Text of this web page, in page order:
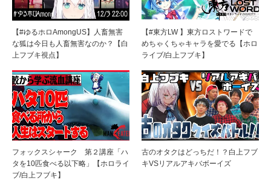
【#ゆるホロAmongUS】人畜無害
な狐は今日も人畜無害なのか？【白
上フブキ視点】
【#東方LW 】東方ロストワードで
めちゃくちゃキャラを愛でる【ホロ
ライブ/白上フブキ】
フォックスシャーク 第２講座「ハ
タを10匹食べる以下略」【ホロライ
ブ/白上フブキ】
古のオタクはどっちだ！？白上フブ
キVSリアルアキバボーイズ